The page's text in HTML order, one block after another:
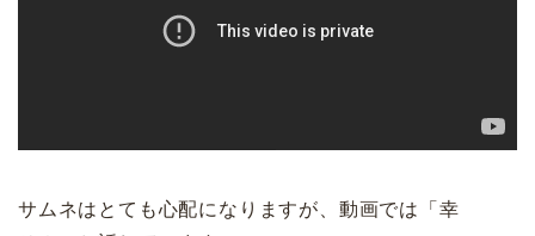
サムネはとても心配になりますが、動画では「幸